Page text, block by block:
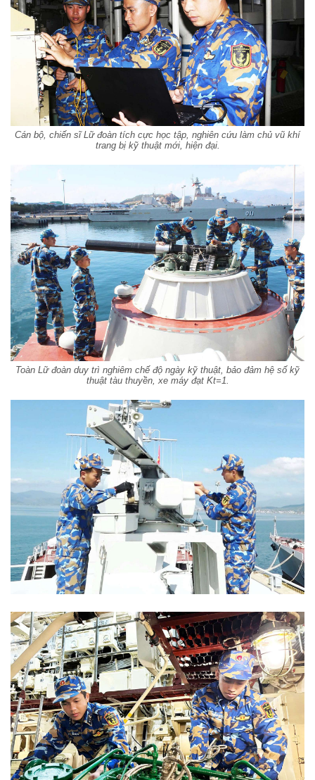
Cán bộ, chiến sĩ Lữ đoàn tích cực học tập, nghiên cứu làm chủ vũ khí
trang bị kỹ thuật mới, hiện đại.
Toàn Lữ đoàn duy trì nghiêm chế độ ngày kỹ thuật, bảo đảm hệ số kỹ
thuật tàu thuyền, xe máy đạt Kt=1.